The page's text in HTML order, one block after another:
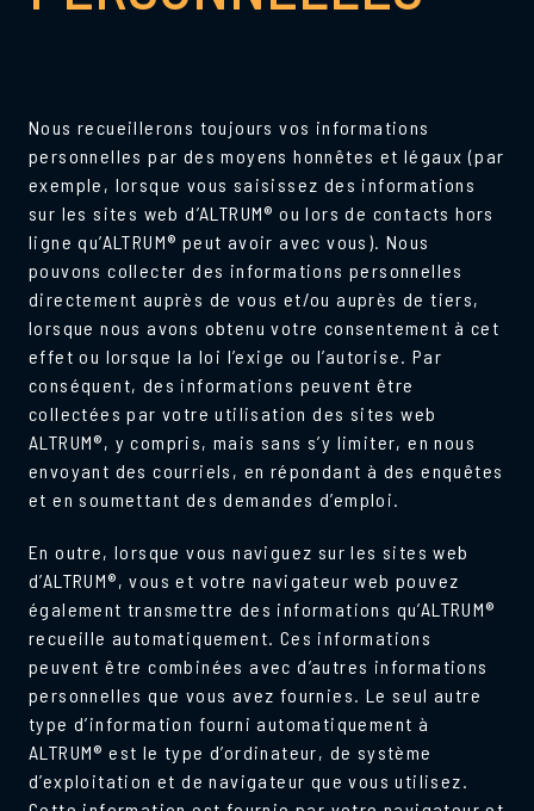
Nous recueillerons toujours vos informations
personnelles par des moyens honnêtes et légaux (par
exemple, lorsque vous saisissez des informations
sur les sites web d’ALTRUM® ou lors de contacts hors
ligne qu’ALTRUM® peut avoir avec vous). Nous
pouvons collecter des informations personnelles
directement auprès de vous et/ou auprès de tiers,
lorsque nous avons obtenu votre consentement à cet
effet ou lorsque la loi l’exige ou l’autorise. Par
conséquent, des informations peuvent être
collectées par votre utilisation des sites web
ALTRUM®, y compris, mais sans s’y limiter, en nous
envoyant des courriels, en répondant à des enquêtes
et en soumettant des demandes d’emploi.
En outre, lorsque vous naviguez sur les sites web
d’ALTRUM®, vous et votre navigateur web pouvez
également transmettre des informations qu’ALTRUM®
recueille automatiquement. Ces informations
peuvent être combinées avec d’autres informations
personnelles que vous avez fournies. Le seul autre
type d’information fourni automatiquement à
ALTRUM® est le type d’ordinateur, de système
d’exploitation et de navigateur que vous utilisez.